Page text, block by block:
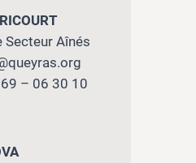
Secteur Aînés
– 06 30 10